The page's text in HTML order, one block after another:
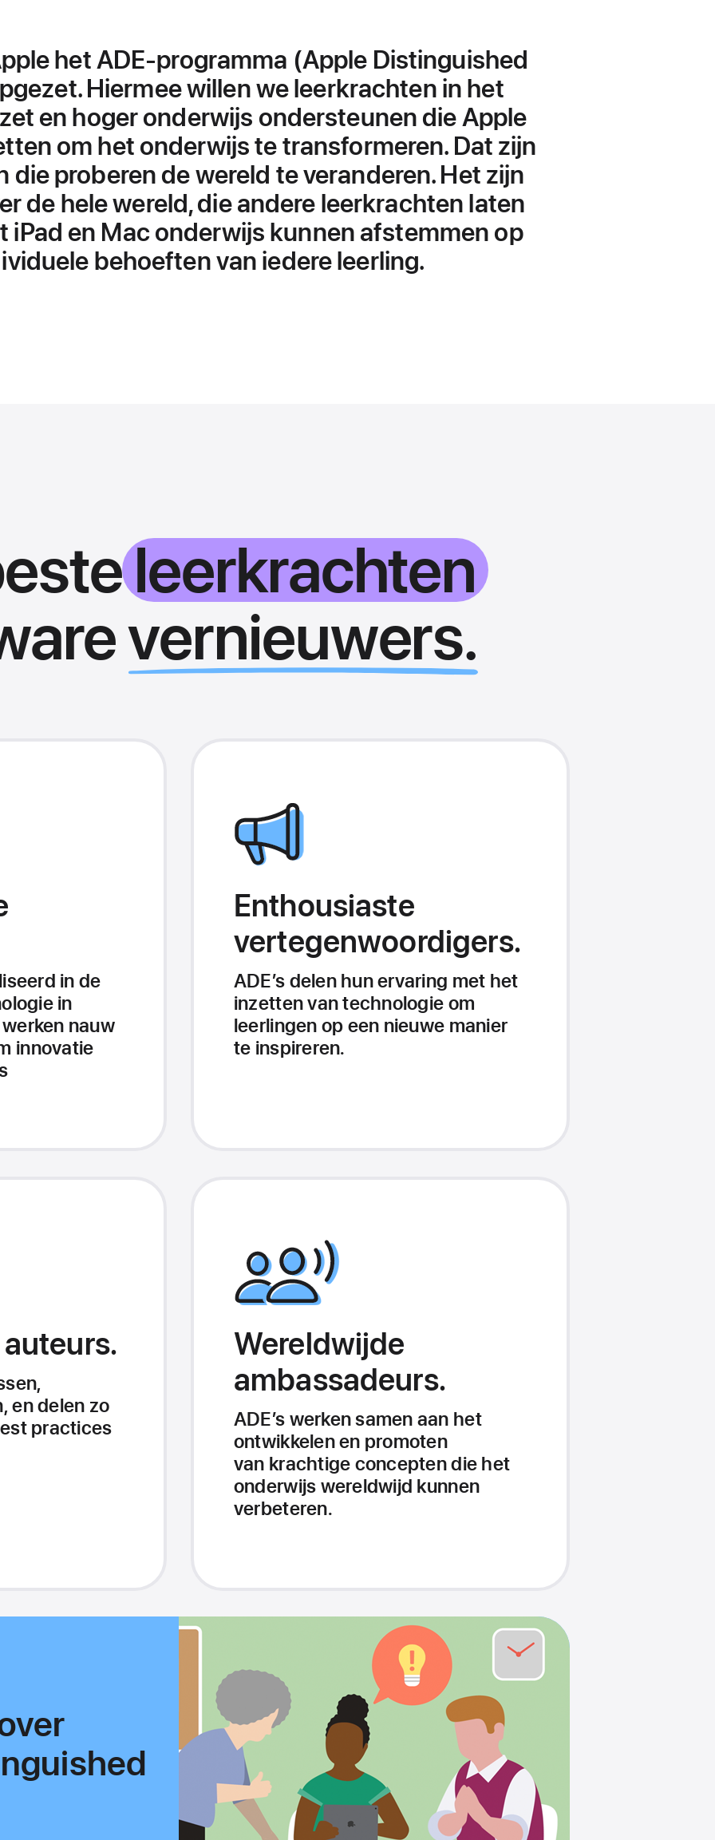
het ADE-programma (Apple Distinguished
Hiermee willen we leerkrachten in het
en hoger onderwijs ondersteunen die Apple
om het onderwijs te transformeren. Dat zijn
die proberen de wereld te veranderen. Het zijn
de hele wereld, die andere leerkrachten laten
iPad en Mac onderwijs kunnen afstemmen op
behoeften van iedere leerling.
leerkrachten
vernieuwers.
in de
in
nauw
innovatie
Enthousiaste
vertegenwoordigers.
ADE’s delen hun ervaring met het
inzetten van technologie om
leerlingen op een nieuwe manier
te inspireren.
en delen zo
practices
Wereldwijde
ambassadeurs.
ADE’s werken samen aan het
ontwikkelen en promoten
van krachtige concepten die het
onderwijs wereldwijd kunnen
verbeteren.